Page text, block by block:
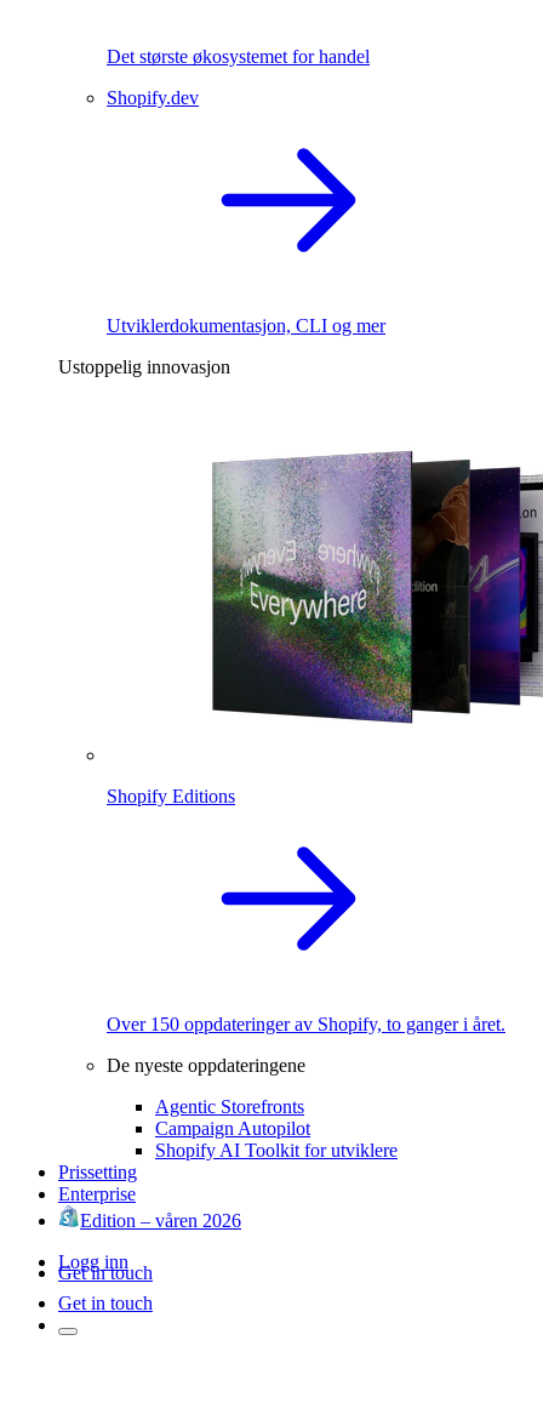
Det største økosystemet for handel
Shopify.dev
Utviklerdokumentasjon, CLI og mer
Ustoppelig innovasjon
Shopify Editions
Over 150 oppdateringer av Shopify, to ganger i året.
De nyeste oppdateringene
Agentic Storefronts
Campaign Autopilot
Shopify AI Toolkit for utviklere
Prissetting
Enterprise
Edition – våren 2026
Logg inn
Get in touch
Get in touch